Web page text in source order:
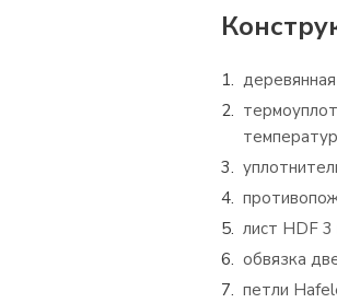
лист HDF 3
обвязка
петли